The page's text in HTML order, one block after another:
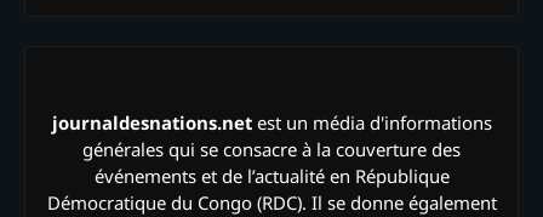
journaldesnations.netest un média d'informations
générales qui se consacre à la couverture des
événements et de l’actualité en République
Démocratique du Congo (RDC). Il se donne également